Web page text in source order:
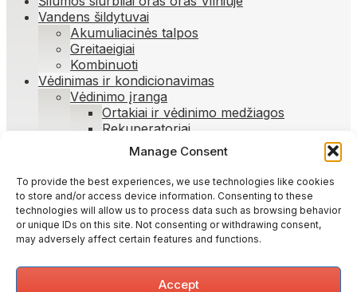
Manage Consent
To provide the best experiences, we use technologies like cookies
to store and/or access device information. Consenting to these
technologies will allow us to process data such as browsing behavior
or unique IDs on this site. Not consenting or withdrawing consent,
may adversely affect certain features and functions.
Accept
Vandens šildytuvai
Akumuliacinės talpos
Greitaeigiai
Kombinuoti
Vėdinimas ir kondicionavimas
Vėdinimo įranga
Ortakiai ir vėdinimo medžiagos
Rekuperatoriai
contentDarbai
Atlikti darbai
Oro kondicionierių montavimas (įrengimas)
Apie Mus
Kontaktai